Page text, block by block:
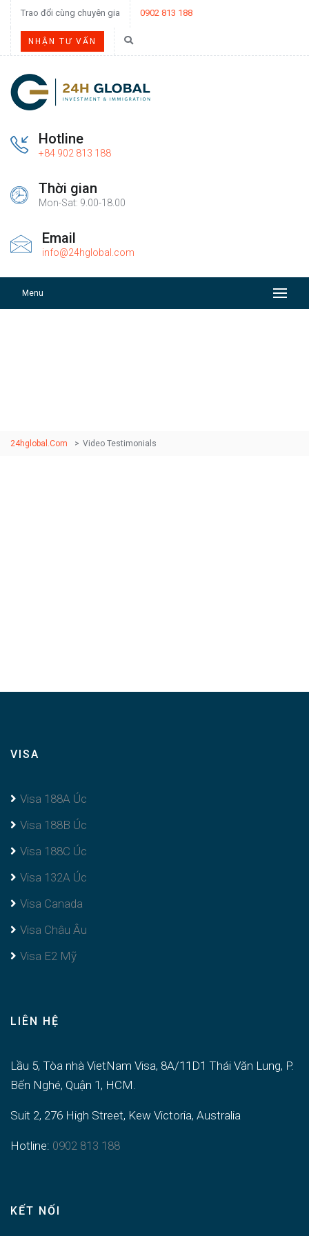
Trao đổi cùng chuyên gia 0902 813 188
NHẬN TƯ VẤN
Hotline
+84 902 813 188
Thời gian
Mon-Sat: 9.00-18.00
Email
info@24hglobal.com
Menu
24hglobal.com > Video Testimonials
VISA
Visa 188A Úc
Visa 188B Úc
Visa 188C Úc
Visa 132A Úc
Visa Canada
Visa Châu Âu
Visa E2 Mỹ
LIÊN HỆ
Lầu 5, Tòa nhà VietNam Visa, 8A/11D1 Thái Văn Lung, P.
Bến Nghé, Quận 1, HCM.
Suit 2, 276 High Street, Kew Victoria, Australia
Hotline: 0902 813 188
KẾT NỐI